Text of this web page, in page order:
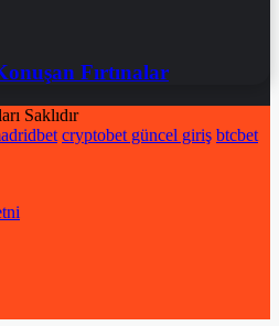
Fırtınalar
Saklıdır
cryptobet güncel giriş btcbet